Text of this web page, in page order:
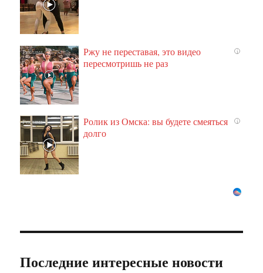
i
Ржу не переставая, это видео
пересмотришь не раз
i
Ролик из Омска: вы будете смеяться
долго
Последние интересные новости